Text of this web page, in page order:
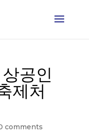
공인
제처
comments